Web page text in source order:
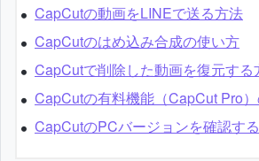
CapCutの動画をLINEで送る方法
CapCutのはめ込み合成の使い方
CapCutで削除した動画を復元する
CapCutの有料機能（CapCut Pro
CapCutのPCバージョンを確認す